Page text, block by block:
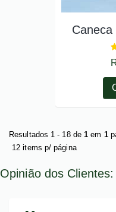
Resultados 1 - 18 de1 em 1
12 items p/ página
Opinião dos Clientes: